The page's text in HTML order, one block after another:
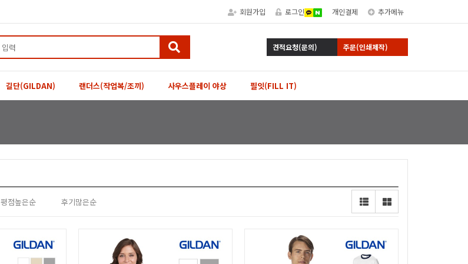
회원가입 로그인 개인결제 추가메뉴
견적요청(문의) 주문(인쇄제작)
길단(GILDAN) 랜더스(작업복/조끼) 사우스플레이 야상 필잇(FILL IT)
평점높은순 후기많은순